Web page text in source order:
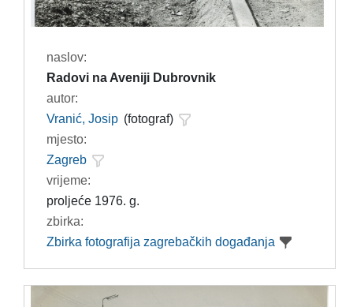
naslov:
Radovi na Aveniji Dubrovnik
autor:
Vranić, Josip (fotograf)
mjesto:
Zagreb
vrijeme:
proljeće 1976. g.
zbirka:
Zbirka fotografija zagrebačkih događanja